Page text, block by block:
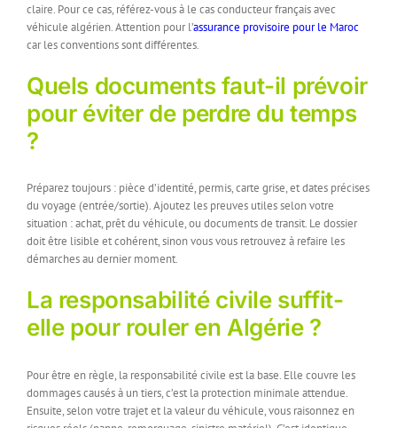
claire. Pour ce cas, référez-vous à le cas conducteur français avec
véhicule algérien. Attention pour l’assurance provisoire pour le Maroc
car les conventions sont différentes.
Quels documents faut-il prévoir
pour éviter de perdre du temps
?
Préparez toujours : pièce d’identité, permis, carte grise, et dates précises
du voyage (entrée/sortie). Ajoutez les preuves utiles selon votre
situation : achat, prêt du véhicule, ou documents de transit. Le dossier
doit être lisible et cohérent, sinon vous vous retrouvez à refaire les
démarches au dernier moment.
La responsabilité civile suffit-
elle pour rouler en Algérie ?
Pour être en règle, la responsabilité civile est la base. Elle couvre les
dommages causés à un tiers, c’est la protection minimale attendue.
Ensuite, selon votre trajet et la valeur du véhicule, vous raisonnez en